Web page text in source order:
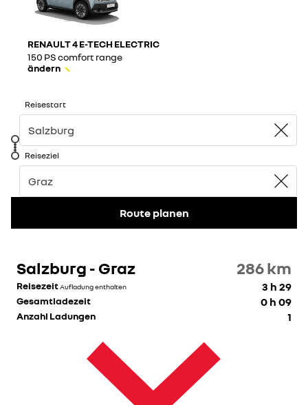
RENAULT 4 E-TECH ELECTRIC
150 PS comfort range
ändern
Reisestart
Reiseziel
Route planen
Salzburg - Graz 286km
ReisezeitAufladung enthalten 3 h 29
Gesamtladezeit 0 h 09
Anzahl Ladungen 1